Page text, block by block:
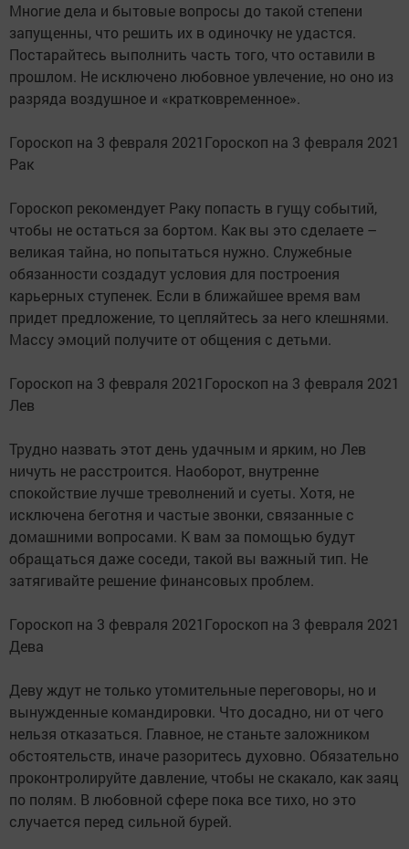
Многие дела и бытовые вопросы до такой степени
запущенны, что решить их в одиночку не удастся.
Постарайтесь выполнить часть того, что оставили в
прошлом. Не исключено любовное увлечение, но оно из
разряда воздушное и «кратковременное».
Гороскоп на 3 февраля 2021Гороскоп на 3 февраля 2021
Рак
Гороскоп рекомендует Раку попасть в гущу событий,
чтобы не остаться за бортом. Как вы это сделаете –
великая тайна, но попытаться нужно. Служебные
обязанности создадут условия для построения
карьерных ступенек. Если в ближайшее время вам
придет предложение, то цепляйтесь за него клешнями.
Массу эмоций получите от общения с детьми.
Гороскоп на 3 февраля 2021Гороскоп на 3 февраля 2021
Лев
Трудно назвать этот день удачным и ярким, но Лев
ничуть не расстроится. Наоборот, внутренне
спокойствие лучше треволнений и суеты. Хотя, не
исключена беготня и частые звонки, связанные с
домашними вопросами. К вам за помощью будут
обращаться даже соседи, такой вы важный тип. Не
затягивайте решение финансовых проблем.
Гороскоп на 3 февраля 2021Гороскоп на 3 февраля 2021
Дева
Деву ждут не только утомительные переговоры, но и
вынужденные командировки. Что досадно, ни от чего
нельзя отказаться. Главное, не станьте заложником
обстоятельств, иначе разоритесь духовно. Обязательно
проконтролируйте давление, чтобы не скакало, как заяц
по полям. В любовной сфере пока все тихо, но это
случается перед сильной бурей.